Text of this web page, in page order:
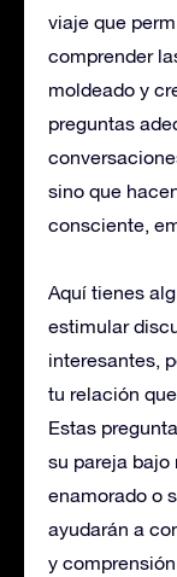
viaje que
comprender
moldeado y
preguntas
sino que
consciente,
Aquí tienes
estimular
interesantes,
tu relación
Estas
su pareja bajo
enamorado o
ayudarán a
y